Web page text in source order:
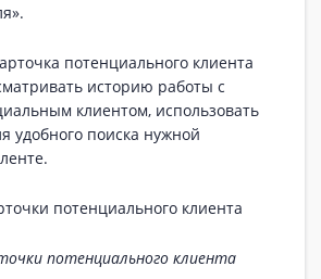
потенциального клиента
историю работы с
клиентом, использовать
удобного поиска нужной
потенциального клиента